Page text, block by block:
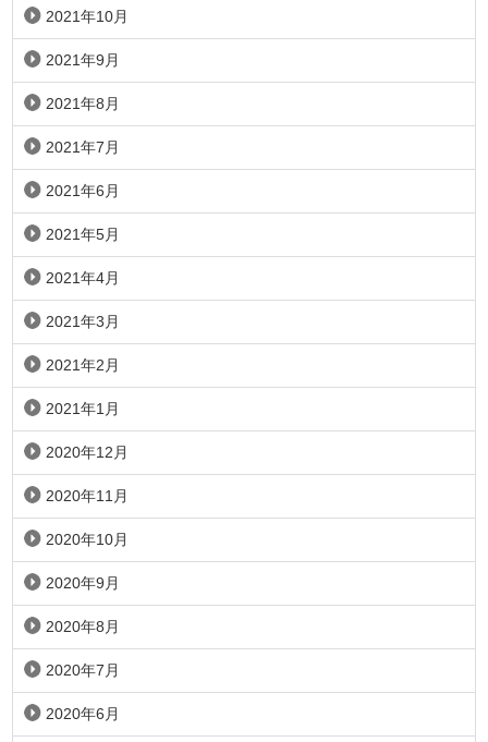
2021年10月
2021年9月
2021年8月
2021年7月
2021年6月
2021年5月
2021年4月
2021年3月
2021年2月
2021年1月
2020年12月
2020年11月
2020年10月
2020年9月
2020年8月
2020年7月
2020年6月